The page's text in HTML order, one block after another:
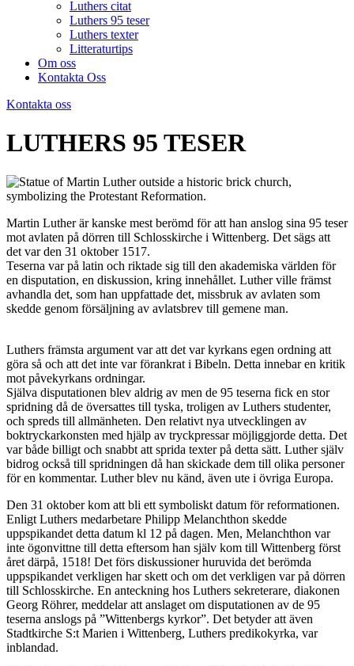
Luthers citat
Luthers 95 teser
Luthers texter
Litteraturtips
Om oss
Kontakta Oss
Kontakta oss
LUTHERS 95 TESER
Martin Luther är kanske mest berömd för att han anslog sina 95 teser
mot avlaten på dörren till Schlosskirche i Wittenberg. Det sägs att
det var den 31 oktober 1517.
Teserna var på latin och riktade sig till den akademiska världen för
en disputation, en diskussion, kring innehållet. Luther ville främst
avhandla det, som han uppfattade det, missbruk av avlaten som
skedde genom försäljning av avlatsbrev till gemene man.
Luthers främsta argument var att det var kyrkans egen ordning att
göra så och att det inte var förankrat i Bibeln. Detta innebar en kritik
mot påvekyrkans ordningar.
Själva disputationen blev aldrig av men de 95 teserna fick en stor
spridning då de översattes till tyska, troligen av Luthers studenter,
och spreds till allmänheten. Den relativt nya utvecklingen av
boktryckarkonsten med hjälp av tryckpressar möjliggjorde detta. Det
var både billigt och snabbt att sprida texter på detta sätt. Luther själv
bidrog också till spridningen då han skickade dem till olika personer
för en kommentar. Luther blev nu känd, även ute i övriga Europa.
Den 31 oktober kom att bli ett symboliskt datum för reformationen.
Enligt Luthers medarbetare Philipp Melanchthon skedde
uppspikandet detta datum kl 12 på dagen. Men, Melanchthon var
inte ögonvittne till detta eftersom han själv kom till Wittenberg först
året därpå, 1518! Det förs diskussioner huruvida det berömda
uppspikandet verkligen har skett och om det verkligen var på dörren
till Schlosskirche. En anteckning hos Luthers sekreterare, diakonen
Georg Röhrer, meddelar att anslaget om disputationen av de 95
teserna anslogs på ”Wittenbergs kyrkor”. Det betyder att även
Stadtkirche S:t Marien i Wittenberg, Luthers predikokyrka, var
inblandad.